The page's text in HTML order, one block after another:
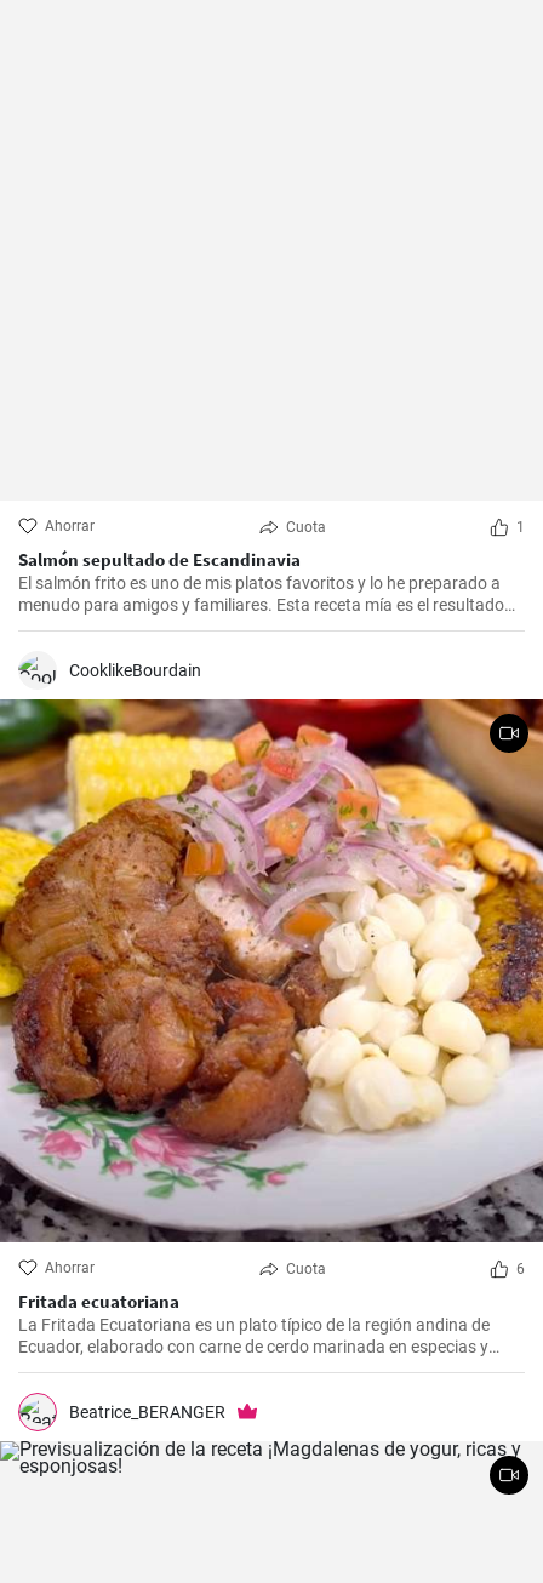
Ahorrar Cuota 1
Salmón sepultado de Escandinavia
El salmón frito es uno de mis platos favoritos y lo he preparado a
menudo para amigos y familiares. Esta receta mía es el resultado
de mucha experimentación y personalización. Lo sorprendente es
impresionante. Un trozo de filete de salmón fresco se marina en un
CooklikeBourdain
Ahorrar Cuota 6
Fritada ecuatoriana
La Fritada Ecuatoriana es un plato típico de la región andina de
Ecuador, elaborado con carne de cerdo marinada en especias y
cocinada a fuego lento en una olla con agua hasta que quede suave
y tierna.
Beatrice_BERANGER